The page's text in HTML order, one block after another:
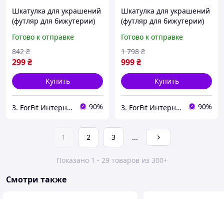
Шкатулка для украшений
(футляр для бижутерии)
лучшая цена с быстрой
доставкой по Украине
Готово к отправке
299₴
842 ₴
Купить
3. ForFit Интернет-магазин спортивных товаров 90%
Шкатулка для украшений
(футляр для бижутерии)
HA1048 лучшая цена с
быстрой доставкой по
Украине
Готово к отправке
999₴
1 798 ₴
Купить
3. ForFit Интернет-магазин спортивных товаров 90%
1 2 3 ...
Показано 1 - 29 товаров из 300+
Смотри также